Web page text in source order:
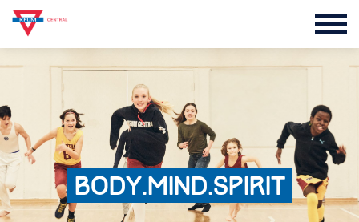
BODY.MIND.SPIRIT